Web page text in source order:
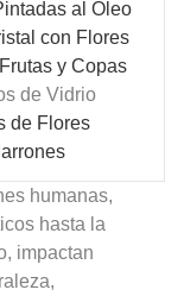
al Óleo
con Flores
y Copas
de Vidrio
de Flores
humanas,
hasta la
impactan